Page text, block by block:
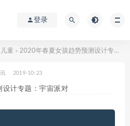
登录
儿童 > 2020年春夏女孩趋势预测设计专题：宇宙派对
2019-10-23
计专题：宇宙派对